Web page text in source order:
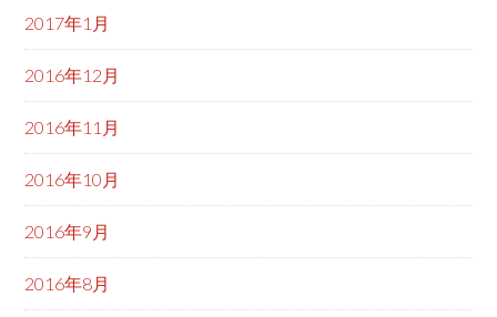
2017年1月
2016年12月
2016年11月
2016年10月
2016年9月
2016年8月